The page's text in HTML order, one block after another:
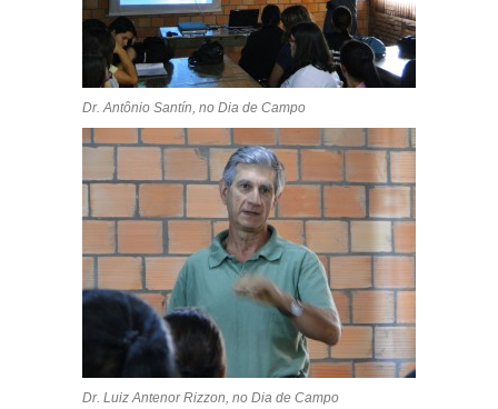
Dr. Antônio Santín, no Dia de Campo
Dr. Luiz Antenor Rizzon, no Dia de Campo